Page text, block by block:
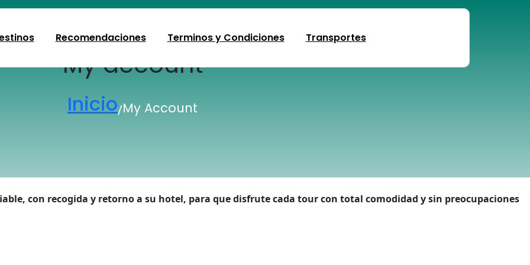
Recomendaciones Terminos y Condiciones Transportes
My account
Inicio/My Account
con recogida y retorno a su hotel, para que disfrute cada tour con total comodidad y sin preocupaciones